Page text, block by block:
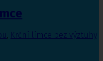
Krční límce bez výztuhy